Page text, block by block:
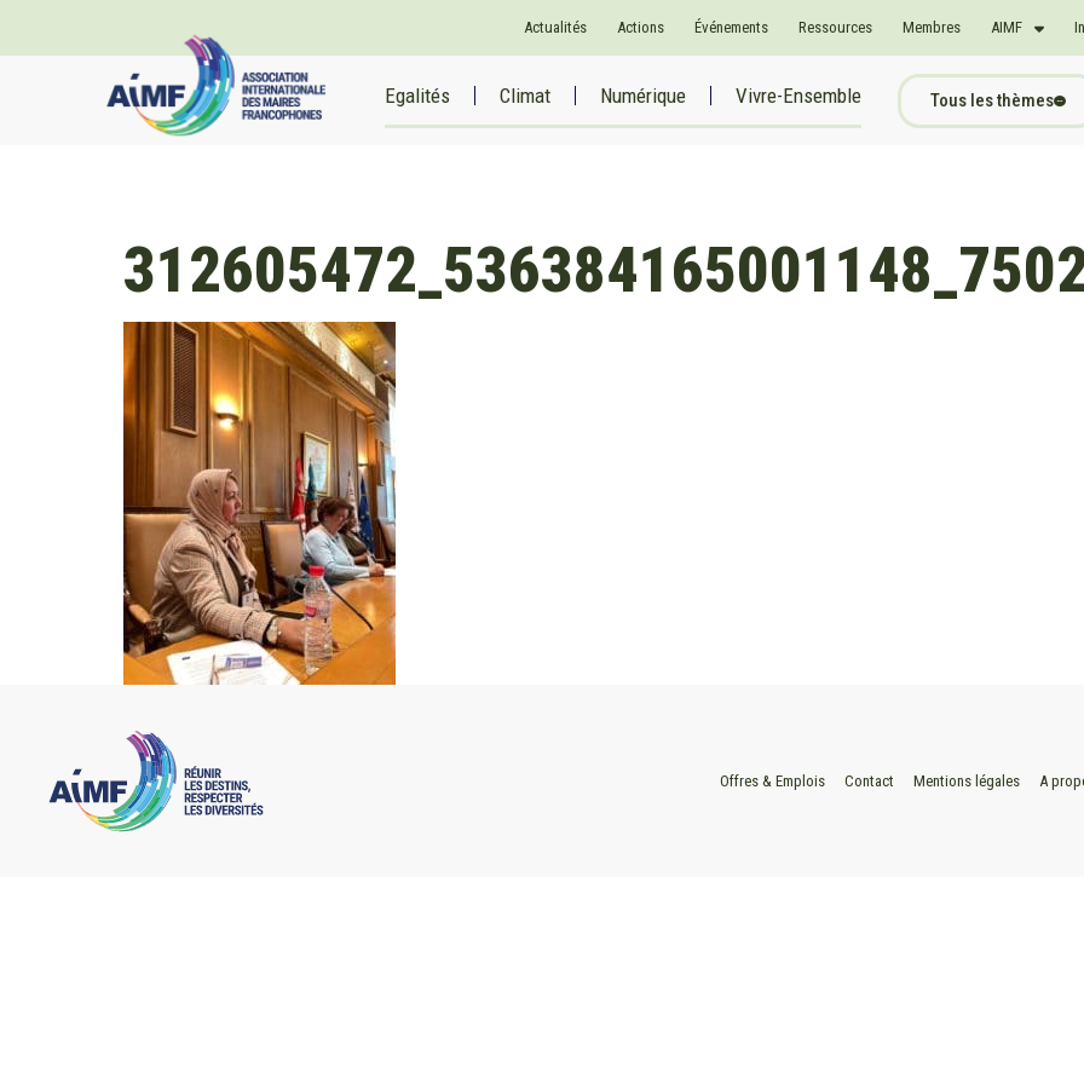
Actualités Actions Événements Ressources Membres AIMF
Egalités Climat Numérique Vivre-Ensemble Tous les thèmes
Offres & Emplois Contact Mentions légales A